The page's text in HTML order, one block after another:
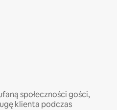
społeczności gości,
klienta podczas